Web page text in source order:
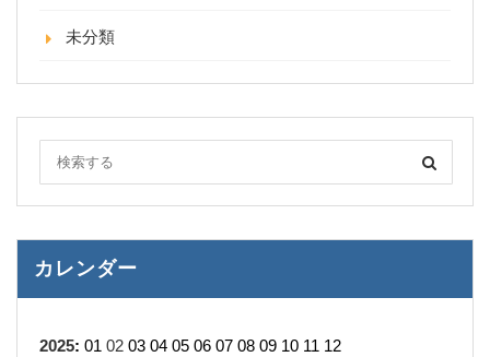
未分類
カレンダー
2025: 01 02 03 04 05 06 07 08 09 10 11 12